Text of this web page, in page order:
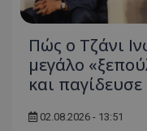
Πώς ο Τζάνι
μεγάλο
και
02.08.2026 - 13:51